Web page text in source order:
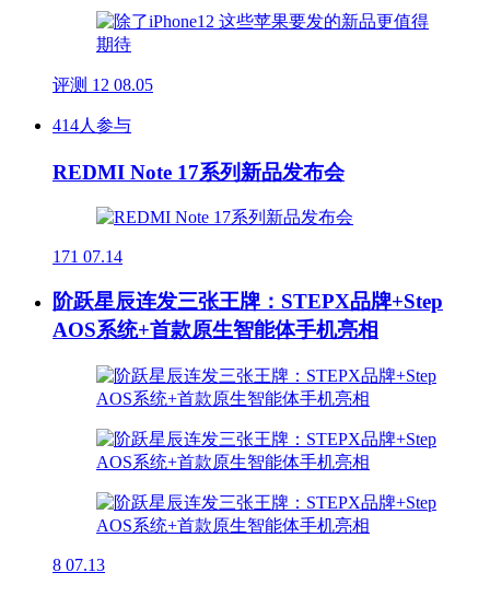
评测 12 08.05
414人参与
REDMI Note 17系列新品发布会
171 07.14
阶跃星辰连发三张王牌：STEPX品牌+Step
AOS系统+首款原生智能体手机亮相
8 07.13